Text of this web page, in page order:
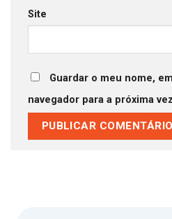
Site
Guardar o meu nome,
navegador para a próxima